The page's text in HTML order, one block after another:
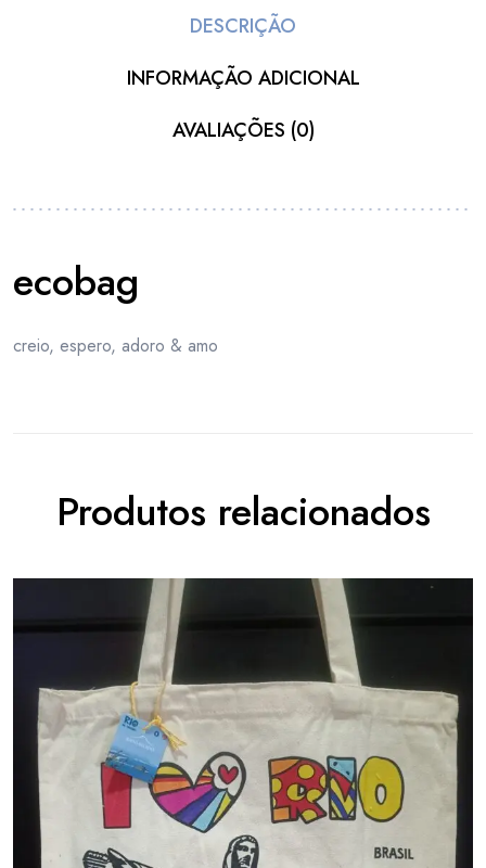
DESCRIÇÃO
INFORMAÇÃO ADICIONAL
AVALIAÇÕES (0)
ecobag
creio, espero, adoro & amo
Produtos relacionados